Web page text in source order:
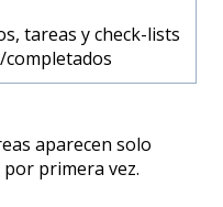
tareas y check-lists
aparecen solo
primera vez.